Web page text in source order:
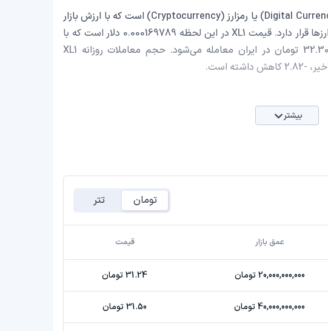
XL1 با نماد اختصاری (XL1) یک ارز دیجیتال (Digital Currency) یا رمزارز (Cryptocurrency) است که با ارزش بازار
حدود 984,903.79 دلار در رتبه 1874 بازار رمز ارزها قرار دارد. قیمت XL1 در این لحظه 0.000169789 دلار است که با
احتساب قیمت تتر 0.9991 تومان، با قیمت 32.30 تومان در ایران معامله می‌شود. حجم معاملات روزانه XL1
بیشتر
تومان تتر
عمق بازار قیمت
20,000,000,000 تومان 31.24 تومان
40,000,000,000 تومان 31.50 تومان